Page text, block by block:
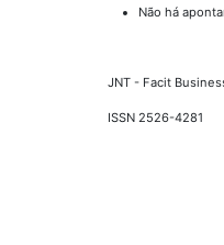
Não há
JNT - Facit
ISSN 2526-4281